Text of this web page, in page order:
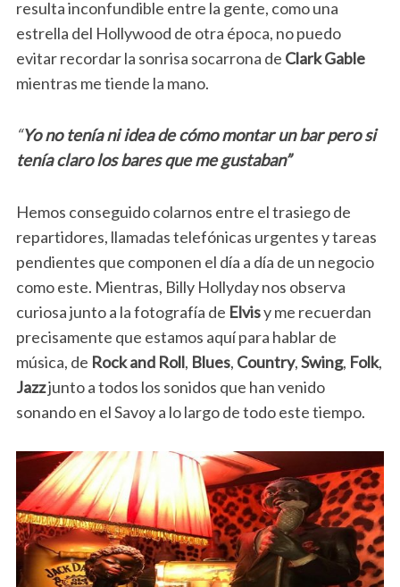
resulta inconfundible entre la gente, como una
estrella del Hollywood de otra época, no puedo
evitar recordar la sonrisa socarrona de Clark Gable
mientras me tiende la mano.
“Yo no tenía ni idea de cómo montar un bar pero si
tenía claro los bares que me gustaban”
Hemos conseguido colarnos entre el trasiego de
repartidores, llamadas telefónicas urgentes y tareas
pendientes que componen el día a día de un negocio
como este. Mientras, Billy Hollyday nos observa
curiosa junto a la fotografía de Elvisy me recuerdan
precisamente que estamos aquí para hablar de
música, de Rock and Roll, Blues, Country,Swing, Folk,
Jazzjunto a todos los sonidos que han venido
sonando en el Savoy a lo largo de todo este tiempo.